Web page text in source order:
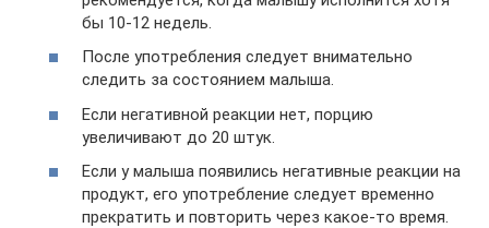
бы 10-12 недель.
После употребления следует внимательно
следить за состоянием малыша.
Если негативной реакции нет, порцию
увеличивают до 20 штук.
Если у малыша появились негативные реакции на
продукт, его употребление следует временно
прекратить и повторить через какое-то время.